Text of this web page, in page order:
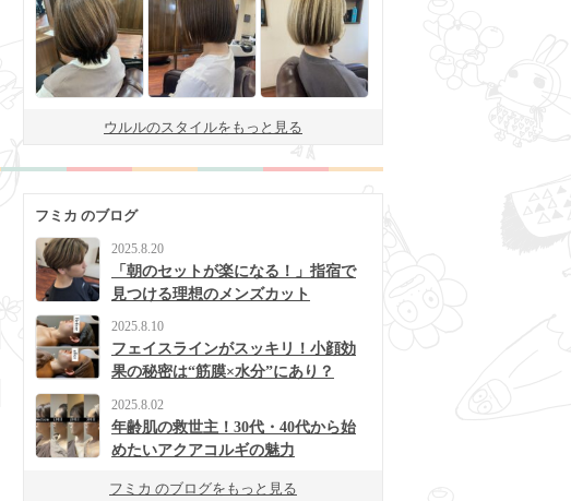
ウルルのスタイルをもっと見る
フミカ のブログ
2025.8.20
「朝のセットが楽になる！」指宿で
見つける理想のメンズカット
2025.8.10
フェイスラインがスッキリ！小顔効
果の秘密は“筋膜×水分”にあり？
2025.8.02
年齢肌の救世主！30代・40代から始
めたいアクアコルギの魅力
フミカ のブログをもっと見る